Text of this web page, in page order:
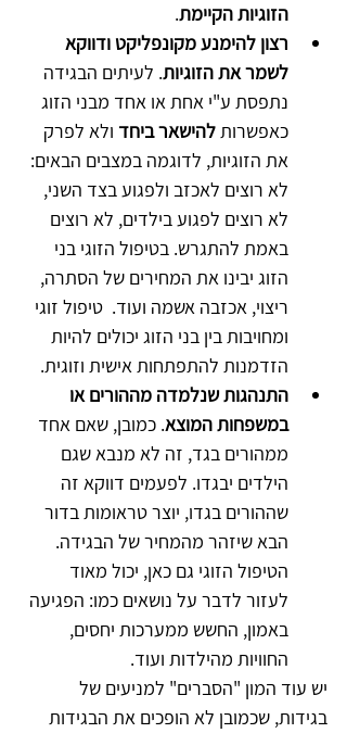
הזוגיות הקיימת.
רצון להימנע מקונפליקט ודווקא
לשמר את הזוגיות. לעיתים הבגידה
נתפסת ע"י אחת או אחד מבני הזוג
כאפשרות להישאר ביחד ולא לפרק
את הזוגיות, לדוגמה במצבים הבאים:
לא רוצים לאכזב ולפגוע בצד השני,
לא רוצים לפגוע בילדים, לא רוצים
באמת להתגרש. בטיפול הזוגי בני
הזוג יבינו את המחירים של הסתרה,
ריצוי, אכזבה אשמה ועוד.  טיפול זוגי
ומחויבות בין בני הזוג יכולים להיות
הזדמנות להתפתחות אישית וזוגית.
התנהגות שנלמדה מההורים או
במשפחות המוצא. כמובן, שאם אחד
ממהורים בגד, זה לא מנבא שגם
הילדים יבגדו. לפעמים דווקא זה
שההורים בגדו, יוצר טראומות בדור
הבא שיזהר מהמחיר של הבגידה.
הטיפול הזוגי גם כאן, יכול מאוד
לעזור לדבר על נושאים כמו: הפגיעה
באמון, החשש ממערכות יחסים,
החוויות מהילדות ועוד.
יש עוד המון "הסברים" למניעים של
בגידות, שכמובן לא הופכים את הבגידות